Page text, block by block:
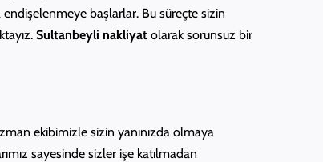
başlarlar. Bu süreçte sizin
Sultanbeyli nakliyat olarak sorunsuz bir
ekibimizle sizin yanınızda olmaya
sayesinde sizler işe katılmadan